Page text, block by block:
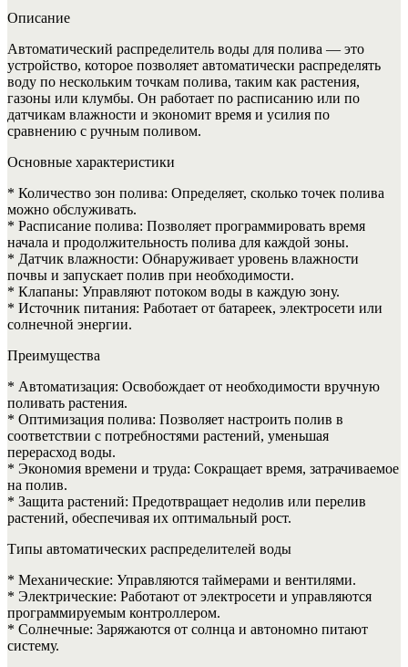
Описание
Автоматический распределитель воды для полива — это
устройство, которое позволяет автоматически распределять
воду по нескольким точкам полива, таким как растения,
газоны или клумбы. Он работает по расписанию или по
датчикам влажности и экономит время и усилия по
сравнению с ручным поливом.
Основные характеристики
* Количество зон полива: Определяет, сколько точек полива
можно обслуживать.
* Расписание полива: Позволяет программировать время
начала и продолжительность полива для каждой зоны.
* Датчик влажности: Обнаруживает уровень влажности
почвы и запускает полив при необходимости.
* Клапаны: Управляют потоком воды в каждую зону.
* Источник питания: Работает от батареек, электросети или
солнечной энергии.
Преимущества
* Автоматизация: Освобождает от необходимости вручную
поливать растения.
* Оптимизация полива: Позволяет настроить полив в
соответствии с потребностями растений, уменьшая
перерасход воды.
* Экономия времени и труда: Сокращает время, затрачиваемое
на полив.
* Защита растений: Предотвращает недолив или перелив
растений, обеспечивая их оптимальный рост.
Типы автоматических распределителей воды
* Механические: Управляются таймерами и вентилями.
* Электрические: Работают от электросети и управляются
программируемым контроллером.
* Солнечные: Заряжаются от солнца и автономно питают
систему.